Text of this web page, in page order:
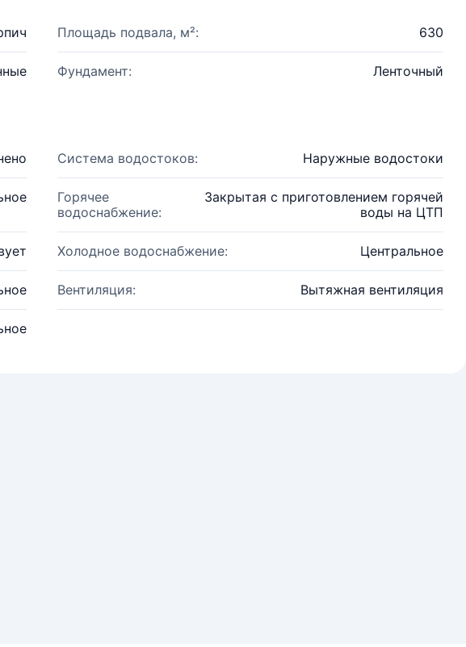
Площадь подвала, м²: 630
Фундамент: Ленточный
Система водостоков: Наружные водостоки
Горячее
водоснабжение:
Закрытая с приготовлением горячей
воды на ЦТП
Холодное водоснабжение: Центральное
Вентиляция: Вытяжная вентиляция